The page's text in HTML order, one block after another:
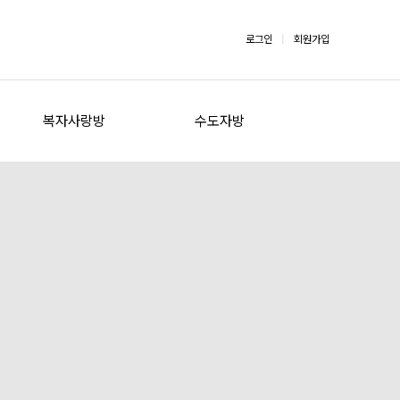
로그인 회원가입
복자사랑방 수도자방